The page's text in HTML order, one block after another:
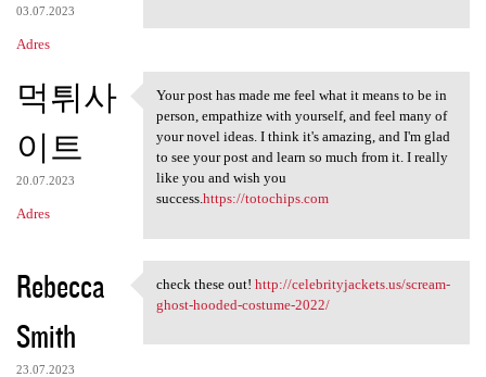
03.07.2023
Adres
먹튀사
이트
20.07.2023
Adres
Your post has made me feel
Your post has made me feel what it means to be in
person, empathize with yourself, and feel many of
your novel ideas. I think it's amazing, and I'm glad
to see your post and learn so much from it. I really
like you and wish you
success. https://totochips.com
Rebecca
Smith
23.07.2023
check these out! http:/
check these out! http://celebrityjackets.us/scream-
ghost-hooded-costume-2022/